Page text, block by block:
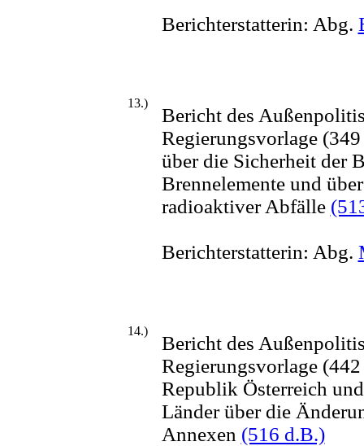
Berichterstatterin: Abg.
13.)
Bericht des
Regierungsvorlage
über die Sicherheit der
Brennelemente und
radioaktiver Abfälle
Berichterstatterin: Abg.
14.)
Bericht des
Regierungsvorlage
Republik Österreich
Länder über die
Annexen (516 d.B.)